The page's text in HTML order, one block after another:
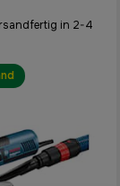
in 2-4